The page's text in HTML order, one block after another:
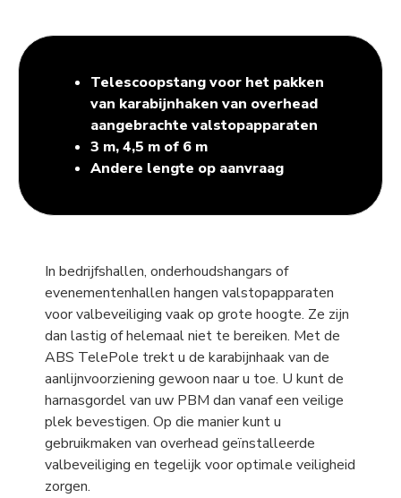
Telescoopstang voor het pakken
van karabijnhaken van overhead
aangebrachte valstopapparaten
3 m, 4,5 m of 6 m
Andere lengte op aanvraag
In bedrijfshallen, onderhoudshangars of
evenementenhallen hangen valstopapparaten
voor valbeveiliging vaak op grote hoogte. Ze zijn
dan lastig of helemaal niet te bereiken. Met de
ABS TelePole trekt u de karabijnhaak van de
aanlijnvoorziening gewoon naar u toe. U kunt de
harnasgordel van uw PBM dan vanaf een veilige
plek bevestigen. Op die manier kunt u
gebruikmaken van overhead geïnstalleerde
valbeveiliging en tegelijk voor optimale veiligheid
zorgen.